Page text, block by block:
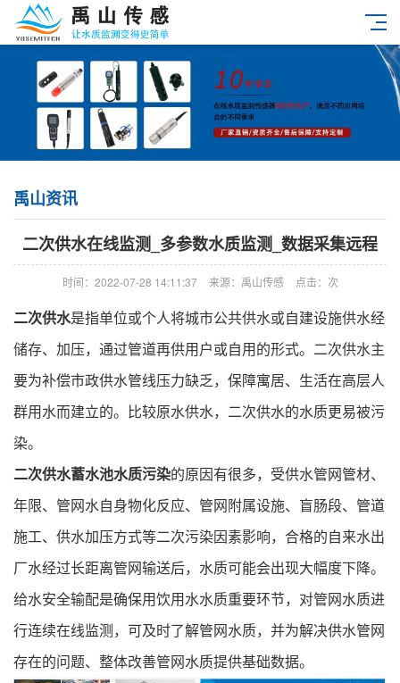
禹山资讯
二次供水在线监测_多参数水质监测_数据采集远程
时间：2022-07-28 14:11:37 来源：禹山传感 点击： 次
二次供水是指单位或个人将城市公共供水或自建设施供水经
储存、加压，通过管道再供用户或自用的形式。二次供水主
要为补偿市政供水管线压力缺乏，保障寓居、生活在高层人
群用水而建立的。比较原水供水，二次供水的水质更易被污
染。
二次供水蓄水池水质污染的原因有很多，受供水管网管材、
年限、管网水自身物化反应、管网附属设施、盲肠段、管道
施工、供水加压方式等二次污染因素影响，合格的自来水出
厂水经过长距离管网输送后，水质可能会出现大幅度下降。
给水安全输配是确保用饮用水水质重要环节，对管网水质进
行连续在线监测，可及时了解管网水质，并为解决供水管网
存在的问题、整体改善管网水质提供基础数据。